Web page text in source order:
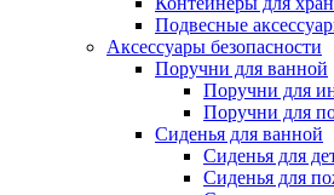
Подвесные
Аксессуары безопасности
Поручни для ванной
Поручни для
Поручни для
Сиденья для ванной
Сиденья для
Сиденья для